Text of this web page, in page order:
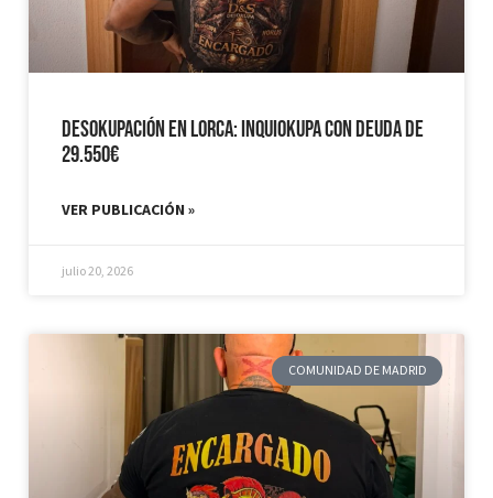
Desokupación en Lorca: Inquiokupa con Deuda de
29.550€
VER PUBLICACIÓN »
julio 20, 2026
COMUNIDAD DE MADRID